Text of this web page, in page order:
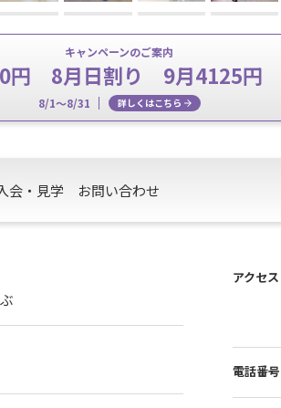
キャンペーンのご案内
円 8月日割り 9月4125円
8/1～8/31 詳しくはこちら
会・見学 お問い合わせ
アクセス
電話番号